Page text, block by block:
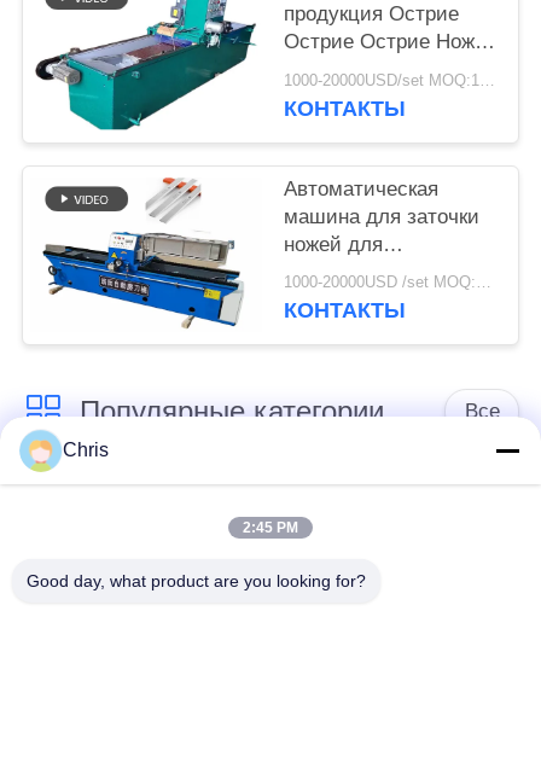
продукция Острие
Острие Острие Нож
Молющий Нож
Молющий Нож
1000-20000USD/set MOQ:1 комплект
КОНТАКТЫ
Автоматическая
машина для заточки
ножей для
высокоточной
шлифовки
1000-20000USD /set MOQ:1 комплект
КОНТАКТЫ
Популярные категории Все
не сплетенный
Промышленный
ролик
Панели экрана
Промышленный
Chris
2:45 PM
Good day, what product are you looking for?